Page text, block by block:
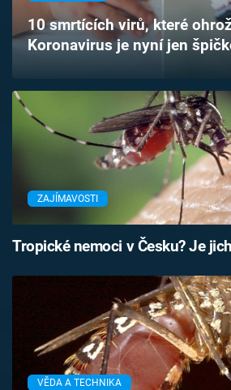
Sledujte prima+
Sledujte nás
10 smrtících virů, které
Koronavirus je nyní jen
ZAJÍMAVOSTI
Tropické nemoci v Česku? Je
VĚDA A TECHNIKA